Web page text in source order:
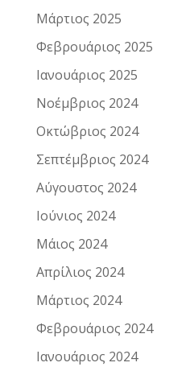
Μάρτιος 2025
Φεβρουάριος 2025
Ιανουάριος 2025
Νοέμβριος 2024
Οκτώβριος 2024
Σεπτέμβριος 2024
Αύγουστος 2024
Ιούνιος 2024
Μάιος 2024
Απρίλιος 2024
Μάρτιος 2024
Φεβρουάριος 2024
Ιανουάριος 2024